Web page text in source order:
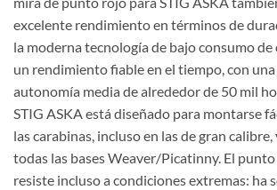
excelente rendimiento en términos de
la moderna tecnología de bajo consumo de
un rendimiento fiable en el tiempo, con
autonomía media de alrededor de 50 mil
STIG ASKA está diseñado para montarse
las carabinas, incluso en las de gran calibre,
todas las bases Weaver/Picatinny. El
resiste inclusoa condiciones extremas: ha